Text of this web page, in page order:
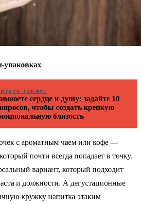
упаковках
также:
сердце и душу: задайте 10
чтобы создать крепкую
близость
с ароматным чаем или кофе —
почти всегда попадает в точку.
вариант, который подходит
и должности. А дегустационные
кружку напитка этаким